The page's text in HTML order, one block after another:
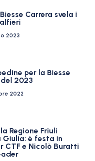
Carrera svela i
2023
per la Biesse
2023
2022
Regione Friuli
Giulia: è festa in
CTF e Nicolò Buratti